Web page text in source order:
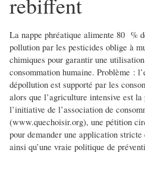
La nappe phréatique alimente 80 %
pollution par les pesticides oblige à
chimiques pour garantir une
consommation humaine. Problème :
dépollution est supporté par les
alors que l’agriculture intensive est
l’initiative de l’association de
(www.quechoisir.org), une pétition
pour demander une application
ainsi qu’une vraie politique de